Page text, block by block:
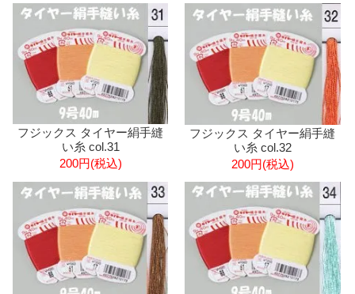
フジックス タイヤー絹手縫
い糸 col.31
200円(税込)
フジックス タイヤー絹手縫
い糸 col.32
200円(税込)